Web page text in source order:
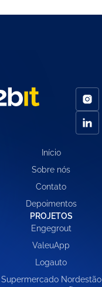
Início
Sobre nós
Contato
Depoimentos
PROJETOS
Engegrout
ValeuApp
Logauto
Supermercado Nordestão